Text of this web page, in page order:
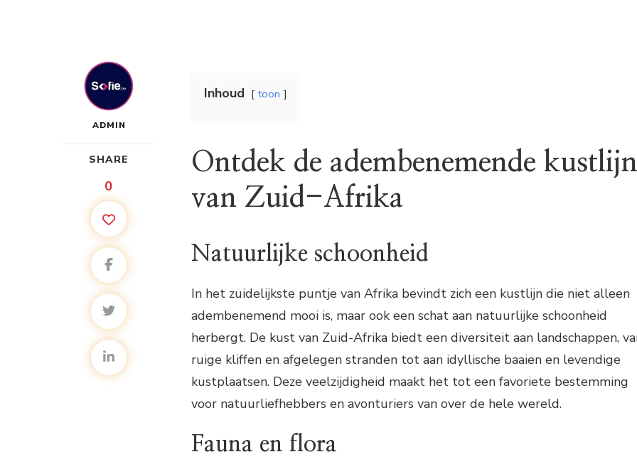
ADMIN
SHARE
0
Inhoud toon
Ontdek de adembenemende kustlijn
van Zuid-Afrika
Natuurlijke schoonheid
In het zuidelijkste puntje van Afrika bevindt zich een kustlijn die niet alleen
adembenemend mooi is, maar ook een schat aan natuurlijke schoonheid
herbergt. De kust van Zuid-Afrika biedt een diversiteit aan landschappen,
ruige kliffen en afgelegen stranden tot aan idyllische baaien en levendige
kustplaatsen. Deze veelzijdigheid maakt het tot een favoriete bestemming
voor natuurliefhebbers en avonturiers van over de hele wereld.
Fauna en flora